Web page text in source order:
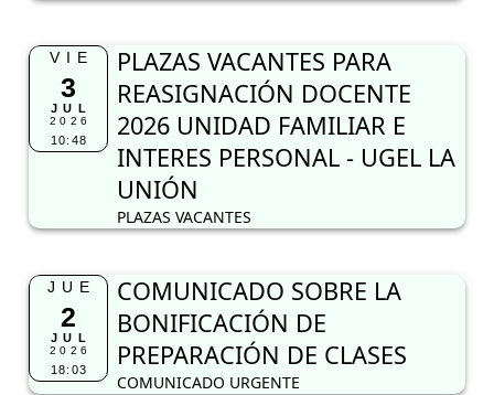
VIE
3
JUL
2026
10:48
PLAZAS VACANTES PARA
REASIGNACIÓN DOCENTE
2026 UNIDAD FAMILIAR E
INTERES PERSONAL - UGEL LA
UNIÓN
PLAZAS VACANTES
JUE
2
JUL
2026
18:03
COMUNICADO SOBRE LA
BONIFICACIÓN DE
PREPARACIÓN DE CLASES
COMUNICADO URGENTE